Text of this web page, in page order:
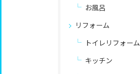
お風呂
リフォーム
トイレリフォーム
キッチン